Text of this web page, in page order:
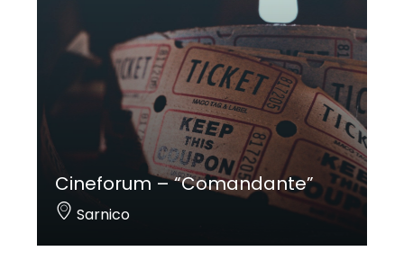
Cineforum – “Comandante”
Sarnico